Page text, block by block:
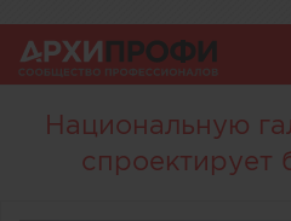
Национальную
спроектирует